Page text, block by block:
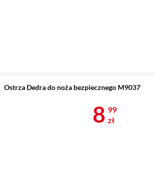
Ostrza Dedra do noża bezpiecznego M9037
Cena
8 99
zł